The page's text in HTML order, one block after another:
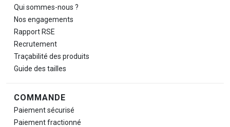
Qui sommes-nous ?
Nos engagements
Rapport RSE
Recrutement
Traçabilité des produits
Guide des tailles
COMMANDE
Paiement sécurisé
Paiement fractionné